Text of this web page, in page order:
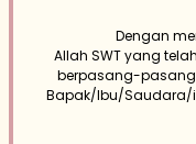
Dengan
Allah SWT yang
berpasang-
Bapak/Ibu/Saudara/